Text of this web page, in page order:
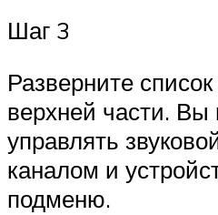
Шаг 3
Разверните
верхней части. Вы
управлять
каналом и
подменю.